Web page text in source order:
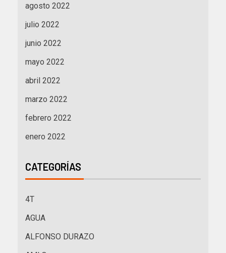
agosto 2022
julio 2022
junio 2022
mayo 2022
abril 2022
marzo 2022
febrero 2022
enero 2022
CATEGORÍAS
4T
AGUA
ALFONSO DURAZO